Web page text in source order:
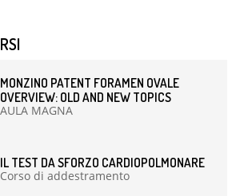
MONZINO PATENT FORAMEN OVALE
OVERVIEW: OLD AND NEW TOPICS
AULA MAGNA
IL TEST DA SFORZO CARDIOPOLMONARE
Corso di addestramento